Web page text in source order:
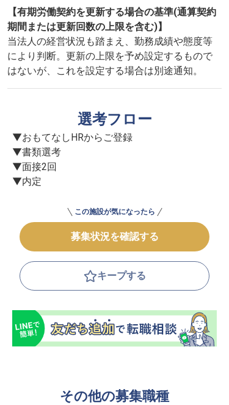
【有期労働契約を更新する場合の基準(通算契約
期間または更新回数の上限を含む)】
当法人の経営状況も踏まえ、勤務成績や態度等
により判断。更新の上限を予め設定するもので
はないが、これを設定する場合は別途通知。
選考フロー
▼おもてなしHRからご登録
▼書類選考
▼面接2回
▼内定
この施設が気になったら
募集状況を確認する
キープする
その他の募集職種